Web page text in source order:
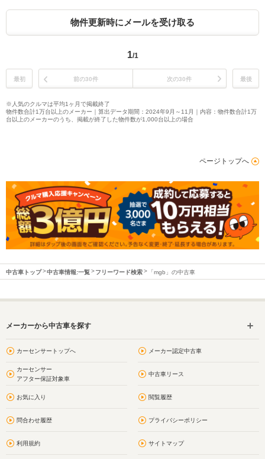
物件更新時にメールを受け取る
1/1
最初 前の30件 次の30件 最後
※人気のクルマは平均1ヶ月で掲載終了
物件数合計1万台以上のメーカー｜算出データ期間：2024年9月～11月｜内容：物件数合計1万
台以上のメーカーのうち、掲載が終了した物件数が1,000台以上の場合
ページトップへ
中古車トップ 中古車情報:一覧 フリーワード検索 「mgb」の中古車
メーカーから中古車を探す
カーセンサートップへ メーカー認定中古車
カーセンサー
アフター保証対象車
中古車リース
お気に入り 閲覧履歴
問合わせ履歴 プライバシーポリシー
利用規約 サイトマップ